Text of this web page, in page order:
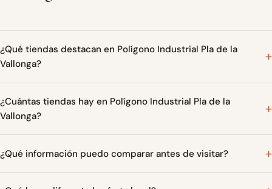
¿Qué tiendas destacan en Polígono Industrial Pla de la
Vallonga?
¿Cuántas tiendas hay en Polígono Industrial Pla de la
Vallonga?
¿Qué información puedo comparar antes de visitar?